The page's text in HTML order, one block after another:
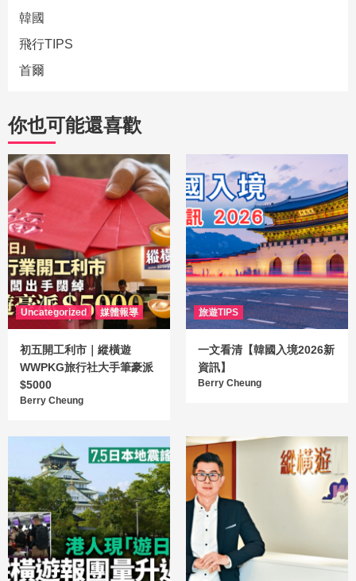
韓國
飛行TIPS
首爾
你也可能還喜歡
Uncategorized 媒體報導
初五開工利市｜縱橫遊
WWPKG旅行社大手筆豪派
$5000
Berry Cheung
旅遊TIPS
一文看清【韓國入境2026新
資訊】
Berry Cheung